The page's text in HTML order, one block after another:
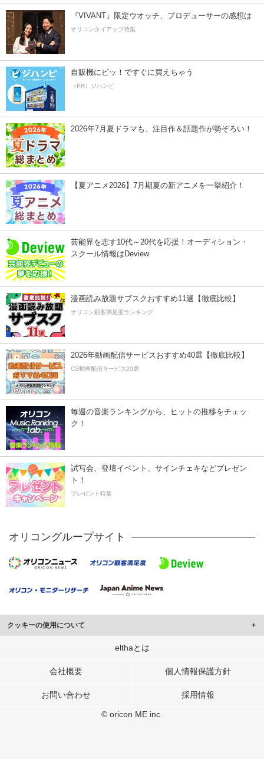
『VIVANT』限定ウオッチ、プロデューサーの感想は
オリコンタイアップ特集
自販機にピッ！ですぐに買えちゃう
（PR）ジハンピ
2026年7月夏ドラマも、注目作＆話題作が勢ぞろい！
【夏アニメ2026】7月期夏の新アニメを一挙紹介！
芸能界を志す10代～20代を応援！オーディション・
スクール情報はDeview
漫画読み放題サブスクおすすめ11選【徹底比較】
オリコン顧客満足度ランキング
2026年動画配信サービスおすすめ40選【徹底比較】
CS動画配信サービス20選
毎週の音楽ランキングから、ヒットの推移をチェッ
ク！
試写会、登壇イベント、サインチェキなどプレゼン
ト！
プレゼント特集
オリコングループサイト
クッキーの使用について
このサイトでは Cookie を使用して、ユーザーに合わせたコンテンツや広告の
行っています。
メディアや広告配信、データ解析の各パートナーに提供しています。
elthaとは
会社概要 個人情報保護方針
お問い合わせ 採用情報
© oricon ME inc.